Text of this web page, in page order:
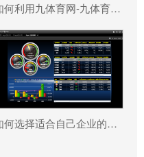
如何利用九体育网-九体育(中国)一站式服务官网 系统更好提升企业运营效率?
如何选择适合自己企业的九体育网-九体育(中国)一站式服务官网 ?